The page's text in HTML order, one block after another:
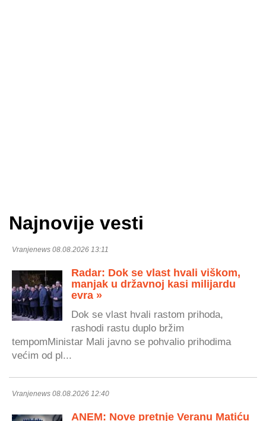
Najnovije vesti
Vranjenews 08.08.2026 13:11
Radar: Dok se vlast hvali viškom,
manjak u državnoj kasi milijardu
evra »
Dok se vlast hvali rastom prihoda,
rashodi rastu duplo bržim
tempomMinistar Mali javno se pohvalio prihodima
većim od pl...
Vranjenews 08.08.2026 12:40
ANEM: Nove pretnje Veranu Matiću